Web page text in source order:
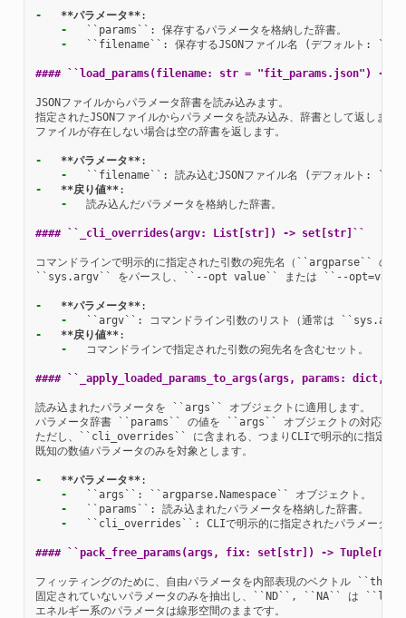
- **パラメータ**
-
-
``filename``: 保存するJSONファイル名 (デフォルト:
#### ``load_params(filename: str = "fit_params.json") ->
JSONファイルからパラメータ辞書を読み込みます。
指定されたJSONファイルからパラメータを読み込み、辞書として返します
ファイルが存在しない場合は空の辞書を返します。
- **パラメータ**
-
-
**戻り値**
-
  読み込んだパラメータを格納した辞書。
#### ``_cli_overrides(argv: List[str]) -> set[str]``
コマンドラインで明示的に指定された引数の宛先名（``argparse`` の
``sys.argv`` をパースし、``--opt value`` または ``--opt=value`` 形式
- **パラメータ**
-
-
**戻り値**
-
  コマンドラインで指定された引数の宛先名を含むセット。
#### ``_apply_loaded_params_to_args(args, params:
読み込まれたパラメータを ``args`` オブジェクトに適用します。
パラメータ辞書 ``params`` の値を ``args`` オブジェクトの対応する
ただし、``cli_overrides`` に含まれる、つまりCLIで明示的に指定され
既知の数値パラメータのみを対象とします。
- **パラメータ**
-
-
-
``cli_overrides``: CLIで明示的に指定されたパラメータ名
#### ``pack_free_params(args, fix: set[str]) ->
フィッティングのために、自由パラメータを内部表現のベクトル
固定されていないパラメータのみを抽出し、``ND``, ``NA`` は
エネルギー系のパラメータは線形空間のままです。